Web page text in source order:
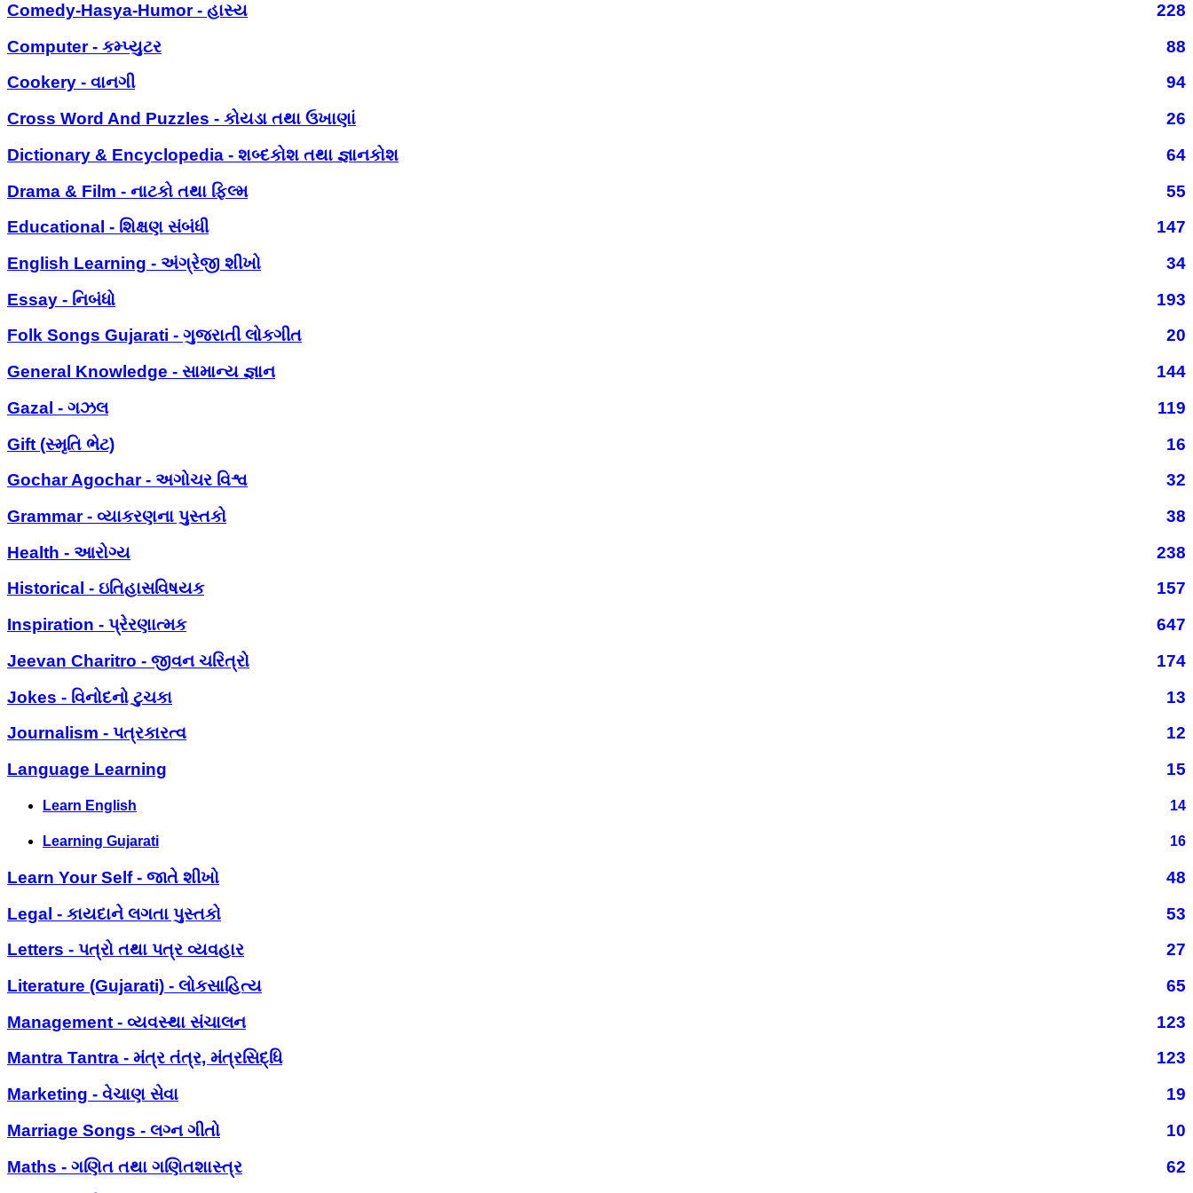
Comedy-Hasya-Humor - હાસ્ય
228
Computer - કમ્પ્યુટર
88
Cookery - વાનગી
94
Cross Word And Puzzles - કોયડા તથા ઉખાણાં
26
Dictionary & Encyclopedia - શબ્દકોશ તથા જ્ઞાનકોશ
64
Drama & Film - નાટકો તથા ફિલ્મ
55
Educational - શિક્ષણ સંબંધી
147
English Learning - અંગ્રેજી શીખો
34
Essay - નિબંધો
193
Folk Songs Gujarati - ગુજરાતી લોકગીત
20
General Knowledge - સામાન્ય જ્ઞાન
144
Gazal - ગઝલ
119
Gift (સ્મૃતિ ભેટ)
16
Gochar Agochar - અગોચર વિશ્વ
32
Grammar - વ્યાકરણના પુસ્તકો
38
Health - આરોગ્ય
238
Historical - ઇતિહાસવિષયક
157
Inspiration - પ્રેરણાત્મક
647
Jeevan Charitro - જીવન ચરિત્રો
174
Jokes - વિનોદનો ટુચકા
13
Journalism - પત્રકારત્વ
12
Language Learning
15
Learn English 14
Learning Gujarati 16
Learn Your Self - જાતે શીખો
48
Legal - કાયદાને લગતા પુસ્તકો
53
Letters - પત્રો તથા પત્ર વ્યવહાર
27
Literature (Gujarati) - લોકસાહિત્ય
65
Management - વ્યવસ્થા સંચાલન
123
Mantra Tantra - મંત્ર તંત્ર, મંત્રસિદ્ધિ
123
Marketing - વેચાણ સેવા
19
Marriage Songs - લગ્ન ગીતો
10
Maths - ગણિત તથા ગણિતશાસ્ત્ર
62